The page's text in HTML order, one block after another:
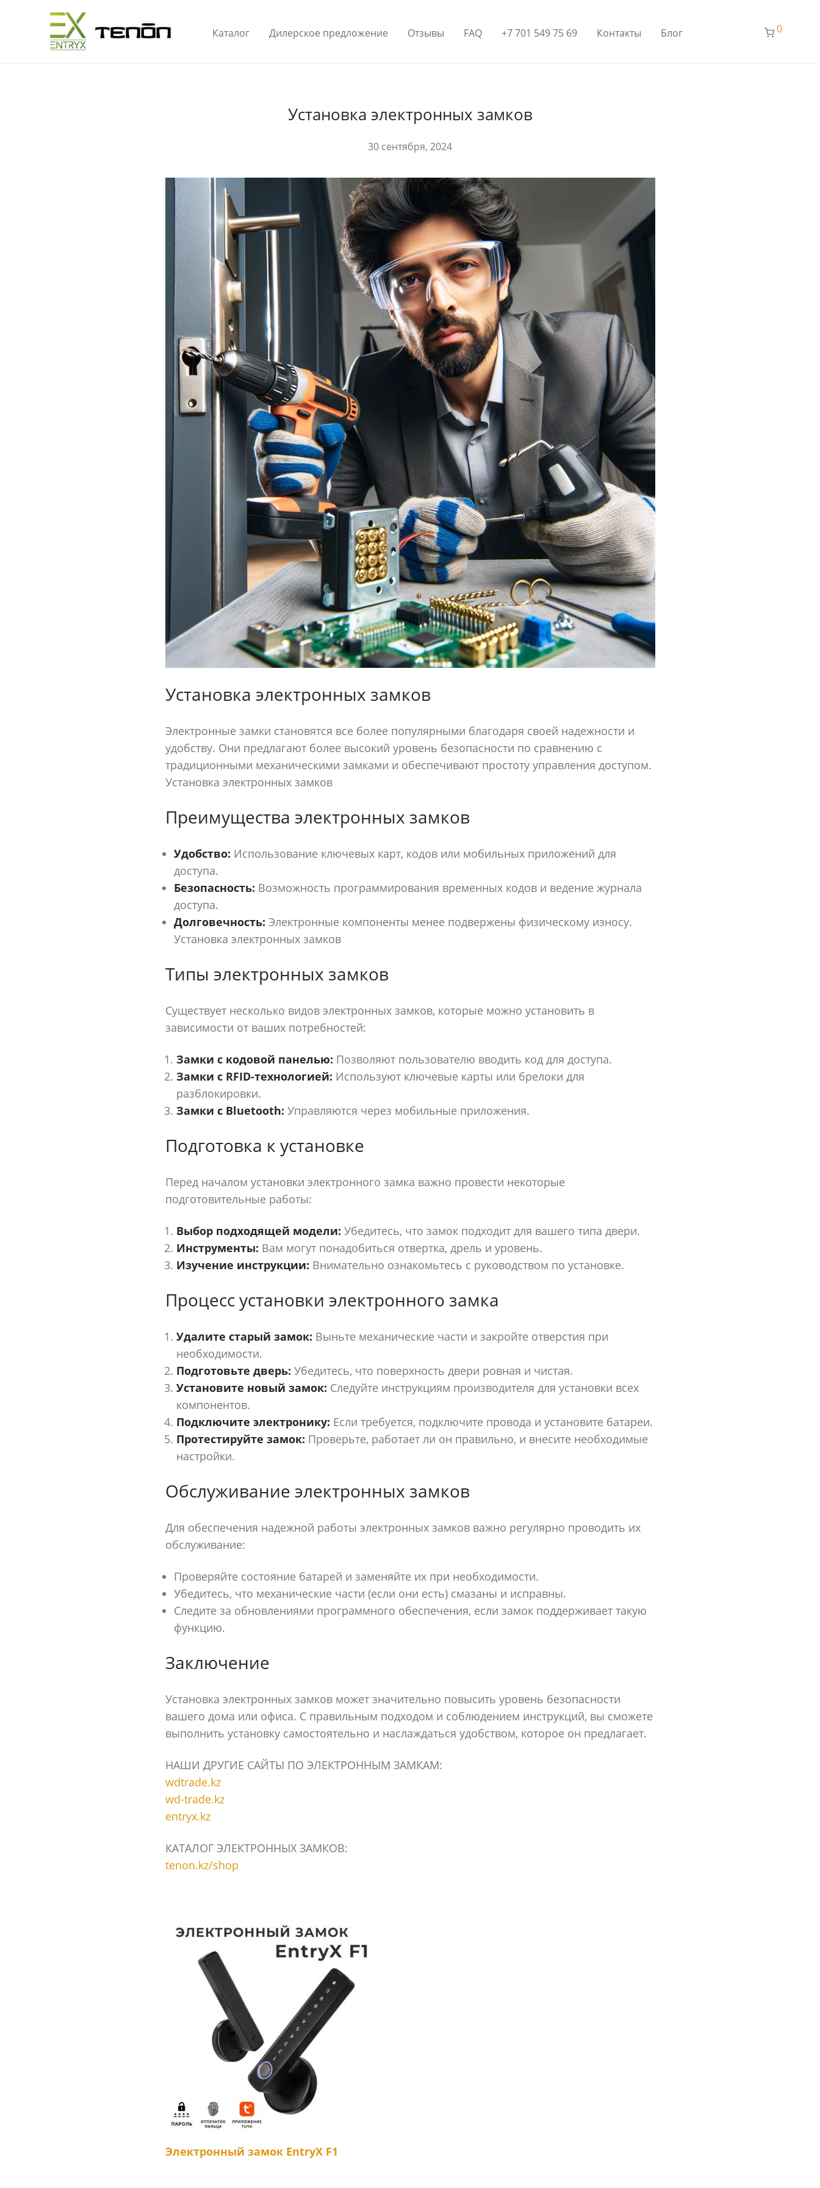
Каталог Дилерское предложение Отзывы FAQ +7 701 549 75 69 Контакты Блог 0
Установка электронных замков
30 сентября, 2024
Установка электронных замков
Электронные замки становятся все более популярными благодаря своей надежности и
удобству. Они предлагают более высокий уровень безопасности по сравнению с
традиционными механическими замками и обеспечивают простоту управления доступом.
Установка электронных замков
Преимущества электронных замков
Удобство: Использование ключевых карт, кодов или мобильных приложений для
доступа.
Безопасность: Возможность программирования временных кодов и ведение журнала
доступа.
Долговечность: Электронные компоненты менее подвержены физическому износу.
Установка электронных замков
Типы электронных замков
Существует несколько видов электронных замков, которые можно установить в
зависимости от ваших потребностей:
Замки с кодовой панелью: Позволяют пользователю вводить код для доступа.
Замки с RFID-технологией: Используют ключевые карты или брелоки для
разблокировки.
Замки с Bluetooth: Управляются через мобильные приложения.
Подготовка к установке
Перед началом установки электронного замка важно провести некоторые
подготовительные работы:
Выбор подходящей модели: Убедитесь, что замок подходит для вашего типа двери.
Инструменты: Вам могут понадобиться отвертка, дрель и уровень.
Изучение инструкции: Внимательно ознакомьтесь с руководством по установке.
Процесс установки электронного замка
Удалите старый замок: Выньте механические части и закройте отверстия при
необходимости.
Подготовьте дверь: Убедитесь, что поверхность двери ровная и чистая.
Установите новый замок: Следуйте инструкциям производителя для установки всех
компонентов.
Подключите электронику: Если требуется, подключите провода и установите батареи.
Протестируйте замок: Проверьте, работает ли он правильно, и внесите необходимые
настройки.
Обслуживание электронных замков
Для обеспечения надежной работы электронных замков важно регулярно проводить их
обслуживание:
Проверяйте состояние батарей и заменяйте их при необходимости.
Убедитесь, что механические части (если они есть) смазаны и исправны.
Следите за обновлениями программного обеспечения, если замок поддерживает такую
функцию.
Заключение
Установка электронных замков может значительно повысить уровень безопасности
вашего дома или офиса. С правильным подходом и соблюдением инструкций, вы сможете
выполнить установку самостоятельно и наслаждаться удобством, которое он предлагает.
НАШИ ДРУГИЕ САЙТЫ ПО ЭЛЕКТРОННЫМ ЗАМКАМ:
wdtrade.kz
wd-trade.kz
entryx.kz
КАТАЛОГ ЭЛЕКТРОННЫХ ЗАМКОВ:
tenon.kz/shop
Электронный замок EntryX F1